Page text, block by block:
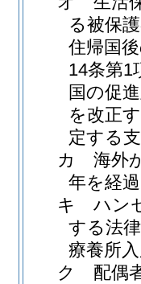
る被保
住帰国
14条第1
国の促
を改正
定する
カ
海外
年を経
キ
ハン
する法律
療養所
ク
配偶